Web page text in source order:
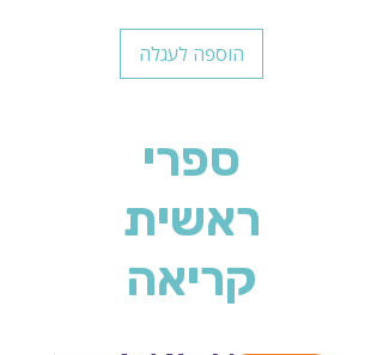
הוספה לעגלה
ספרי
ראשית
קריאה